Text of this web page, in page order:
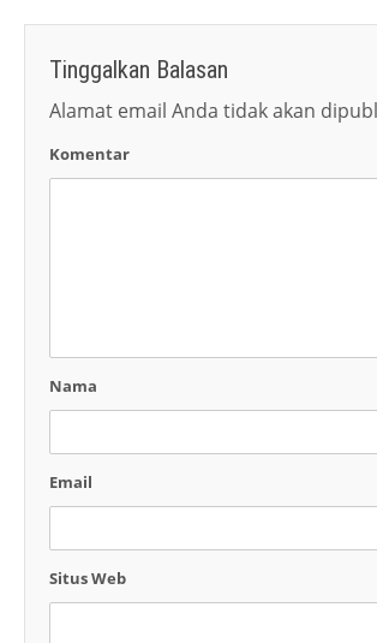
Tinggalkan Balasan
Alamat email Anda tidak akan
Komentar
Nama
Email
Situs Web